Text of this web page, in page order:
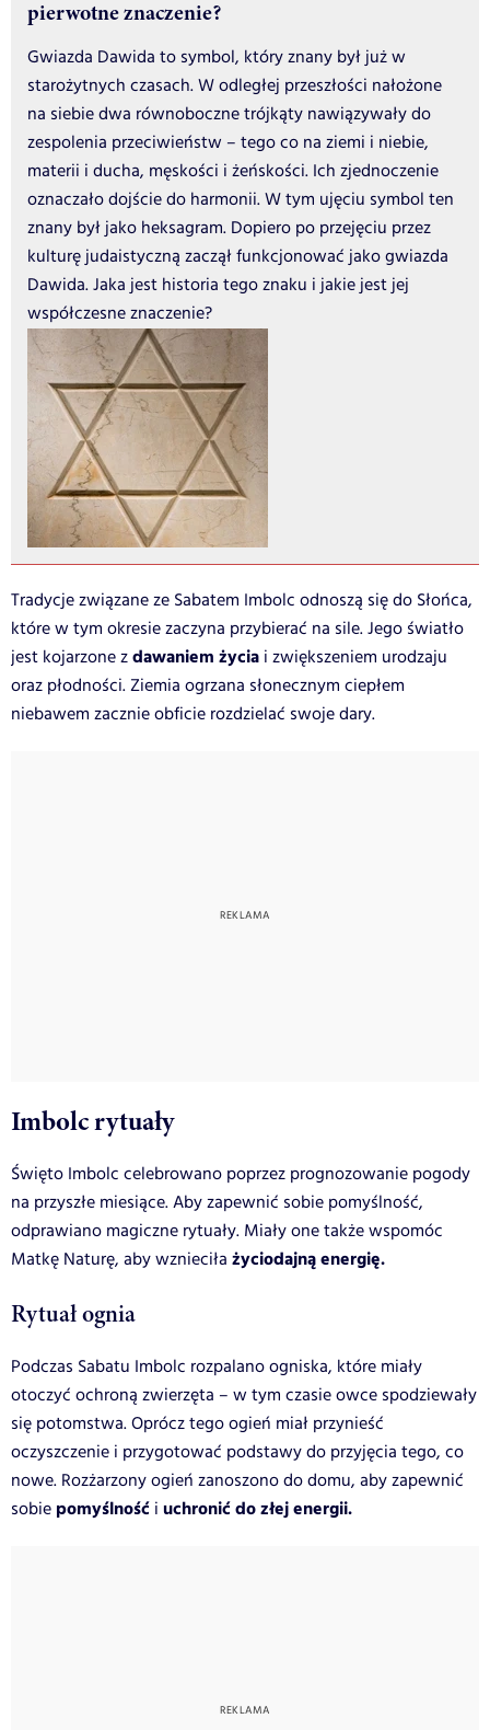
pierwotne znaczenie?
Gwiazda Dawida to symbol, który znany był już w
starożytnych czasach. W odległej przeszłości nałożone
na siebie dwa równoboczne trójkąty nawiązywały do
zespolenia przeciwieństw – tego co na ziemi i niebie,
materii i ducha, męskości i żeńskości. Ich zjednoczenie
oznaczało dojście do harmonii. W tym ujęciu symbol ten
znany był jako heksagram. Dopiero po przejęciu przez
kulturę judaistyczną zaczął funkcjonować jako gwiazda
Dawida. Jaka jest historia tego znaku i jakie jest jej
współczesne znaczenie?
Tradycje związane ze Sabatem Imbolc odnoszą się do Słońca,
które w tym okresie zaczyna przybierać na sile. Jego światło
jest kojarzone zdawaniem życia i zwiększeniem urodzaju
oraz płodności. Ziemia ogrzana słonecznym ciepłem
niebawem zacznie obficie rozdzielać swoje dary.
Imbolc rytuały
Święto Imbolc celebrowano poprzez prognozowanie pogody
na przyszłe miesiące. Aby zapewnić sobie pomyślność,
odprawiano magiczne rytuały. Miały one także wspomóc
Matkę Naturę, aby wznieciła życiodajną energię.
Rytuał ognia
Podczas Sabatu Imbolc rozpalano ogniska, które miały
otoczyć ochroną zwierzęta – w tym czasie owce spodziewały
się potomstwa. Oprócz tego ogień miał przynieść
oczyszczenie i przygotować podstawy do przyjęcia tego, co
nowe. Rozżarzony ogień zanoszono do domu, aby zapewnić
sobie pomyślność i uchronić do złej energii.